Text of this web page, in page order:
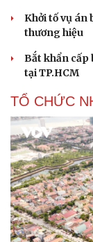
Khởi tố vụ án
thương hiệu
Bắt khẩn cấp
tại TP.HCM
TỔ CHỨC